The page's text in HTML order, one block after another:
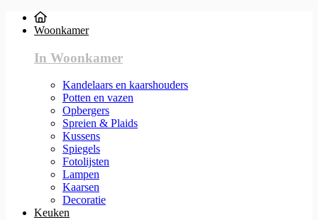
Woonkamer
In Woonkamer
Kandelaars en kaarshouders
Potten en vazen
Opbergers
Spreien & Plaids
Kussens
Spiegels
Fotolijsten
Lampen
Kaarsen
Decoratie
Keuken